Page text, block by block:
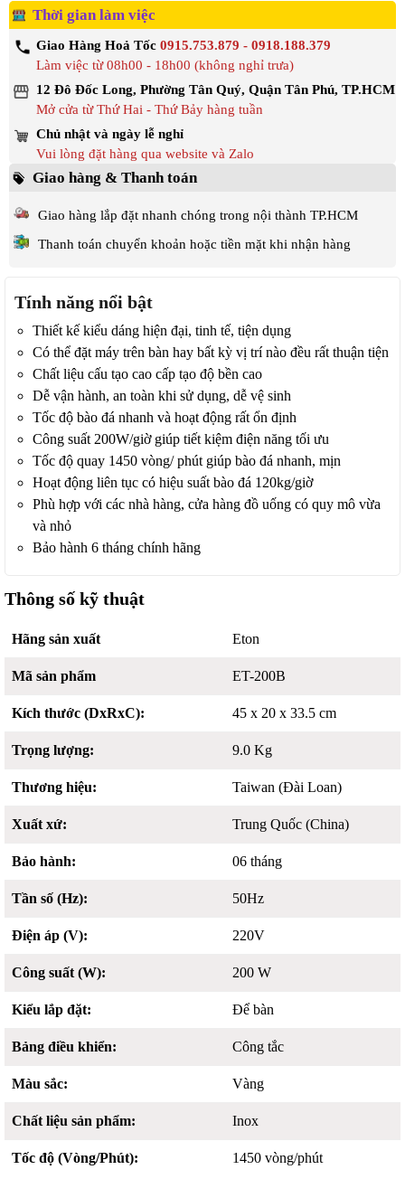
Thời gian làm việc
Giao Hàng Hoả Tốc 0915.753.879 - 0918.188.379
Làm việc từ 08h00 - 18h00 (không nghỉ trưa)
12 Đô Đốc Long, Phường Tân Quý, Quận Tân Phú, TP.HCM
Mở cửa từ Thứ Hai - Thứ Bảy hàng tuần
Chủ nhật và ngày lễ nghỉ
Vui lòng đặt hàng qua website và Zalo
Giao hàng & Thanh toán
Giao hàng lắp đặt nhanh chóng trong nội thành TP.HCM
Thanh toán chuyển khoản hoặc tiền mặt khi nhận hàng
Tính năng nổi bật
Thiết kế kiểu dáng hiện đại, tinh tế, tiện dụng
Có thể đặt máy trên bàn hay bất kỳ vị trí nào đều rất thuận tiện
Chất liệu cấu tạo cao cấp tạo độ bền cao
Dễ vận hành, an toàn khi sử dụng, dễ vệ sinh
Tốc độ bào đá nhanh và hoạt động rất ổn định
Công suất 200W/giờ giúp tiết kiệm điện năng tối ưu
Tốc độ quay 1450 vòng/ phút giúp bào đá nhanh, mịn
Hoạt động liên tục có hiệu suất bào đá 120kg/giờ
Phù hợp với các nhà hàng, cửa hàng đồ uống có quy mô vừa
và nhỏ
Bảo hành 6 tháng chính hãng
Thông số kỹ thuật
Hãng sản xuất Eton
Mã sản phẩm ET-200B
Kích thước (DxRxC): 45 x 20 x 33.5 cm
Trọng lượng: 9.0 Kg
Thương hiệu: Taiwan (Đài Loan)
Xuất xứ: Trung Quốc (China)
Bảo hành: 06 tháng
Tần số (Hz): 50Hz
Điện áp (V): 220V
Công suất (W): 200 W
Kiểu lắp đặt: Để bàn
Bảng điều khiển: Công tắc
Màu sắc: Vàng
Chất liệu sản phẩm: Inox
Tốc độ (Vòng/Phút): 1450 vòng/phút